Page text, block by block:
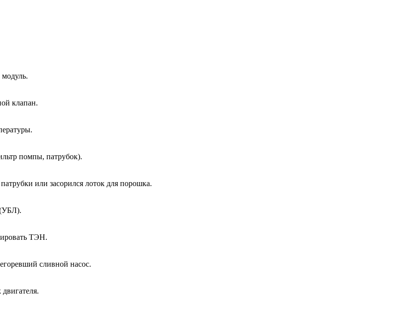
клапан.
помпы, патрубок).
или засорился лоток для порошка.
(УБЛ).
ТЭН.
сливной насос.